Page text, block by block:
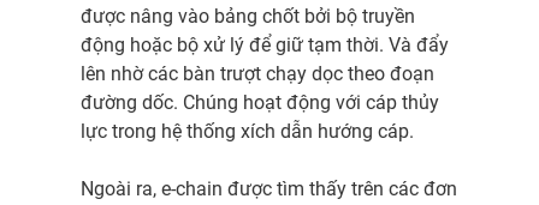
được nâng vào bảng chốt bởi bộ truyền
động hoặc bộ xử lý để giữ tạm thời. Và đẩy
lên nhờ các bàn trượt chạy dọc theo đoạn
đường dốc. Chúng hoạt động với cáp thủy
lực trong hệ thống xích dẫn hướng cáp.
Ngoài ra, e-chain được tìm thấy trên các đơn